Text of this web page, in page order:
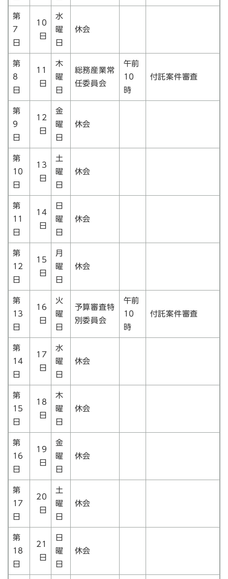
第
7
日
10
日
水
曜
日
休会
第
8
日
11
日
木
曜
日
総務産業常
任委員会
午前
10
時
付託案件審査
第
9
日
12
日
金
曜
日
休会
第
10
日
13
日
土
曜
日
休会
第
11
日
14
日
日
曜
日
休会
第
12
日
15
日
月
曜
日
休会
第
13
日
16
日
火
曜
日
予算審査特
別委員会
午前
10
時
付託案件審査
第
14
日
17
日
水
曜
日
休会
第
15
日
18
日
木
曜
日
休会
第
16
日
19
日
金
曜
日
休会
第
17
日
20
日
土
曜
日
休会
第
18
日
21
日
日
曜
日
休会